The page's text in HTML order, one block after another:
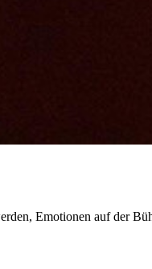
Emotionen auf der